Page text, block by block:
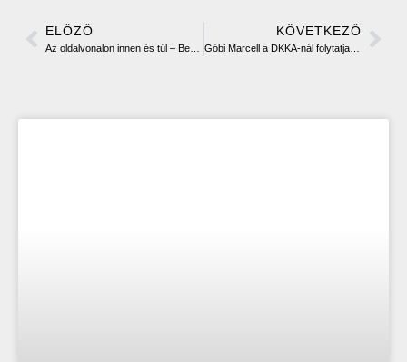
ELŐZŐ
Az oldalvonalon innen és túl – Bemutatjuk Piros csoportos férfi csapatunk játékosait I.
KÖVETKEZŐ
Góbi Marcell a DKKA-nál folytatja pályafutását